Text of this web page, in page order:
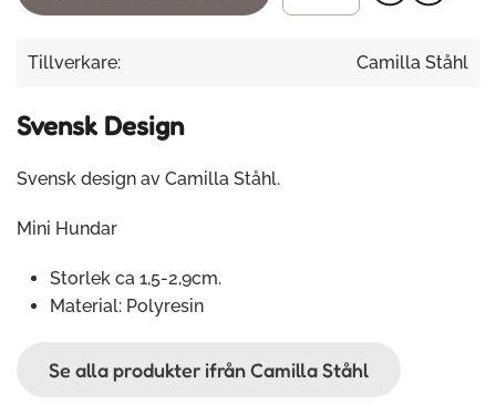
Tillverkare: Camilla Ståhl
Svensk Design
Svensk design av Camilla Ståhl.
Mini Hundar
Storlek ca 1,5-2,9cm.
Material: Polyresin
Se alla produkter ifrån Camilla Ståhl